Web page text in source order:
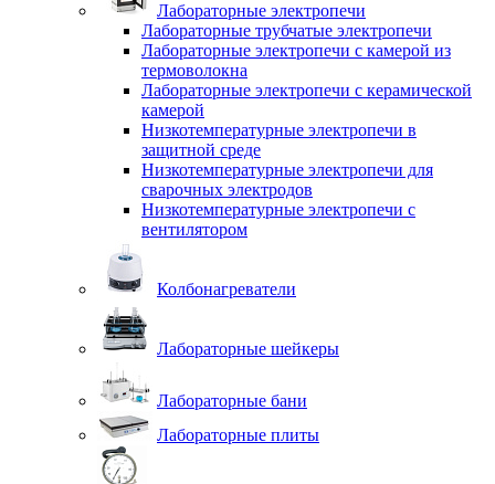
Лабораторные электропечи
Лабораторные трубчатые электропечи
Лабораторные электропечи с камерой из
термоволокна
Лабораторные электропечи с керамической
камерой
Низкотемпературные электропечи в
защитной среде
Низкотемпературные электропечи для
cварочных электродов
Низкотемпературные электропечи с
вентилятором
Колбонагреватели
Лабораторные шейкеры
Лабораторные бани
Лабораторные плиты